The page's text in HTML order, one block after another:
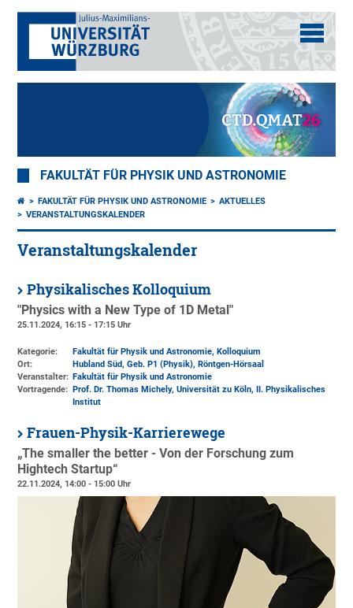
FAKULTÄT FÜR PHYSIK UND ASTRONOMIE
FAKULTÄT FÜR PHYSIK UND ASTRONOMIE
AKTUELLES
VERANSTALTUNGSKALENDER
Veranstaltungskalender
Physikalisches Kolloquium
"Physics with a New Type of 1D Metal"
25.11.2024, 16:15 - 17:15 Uhr
Kategorie:
Fakultät für Physik und Astronomie, Kolloquium
Ort:
Hubland Süd, Geb. P1 (Physik), Röntgen-Hörsaal
Veranstalter: Fakultät für Physik und Astronomie
Vortragende: Prof. Dr. Thomas Michely, Universität zu Köln, II. Physikalisches
Institut
Frauen-Physik-Karrierewege
„The smaller the better - Von der Forschung zum
Hightech Startup“
22.11.2024, 14:00 - 15:00 Uhr